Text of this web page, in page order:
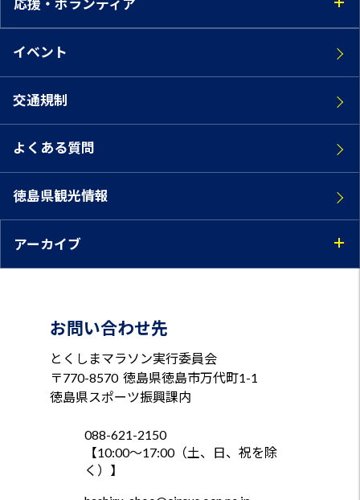
応援・ボランティア
イベント
交通規制
よくある質問
徳島県観光情報
アーカイブ
お問い合わせ先
とくしまマラソン実行委員会
〒770-8570 徳島県徳島市万代町1-1
徳島県スポーツ振興課内
088-621-2150
【10:00～17:00（土、日、祝を除
く）】